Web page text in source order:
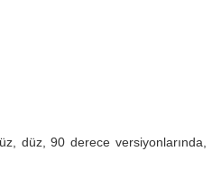
düz, 90 derece